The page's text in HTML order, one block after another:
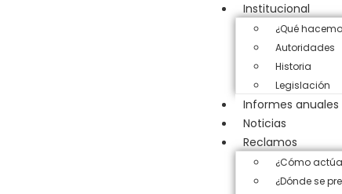
Institucional
¿Qué
Autoridades
Historia
Legislación
Informes anuales
Noticias
Reclamos
¿Cómo
¿Dónde se